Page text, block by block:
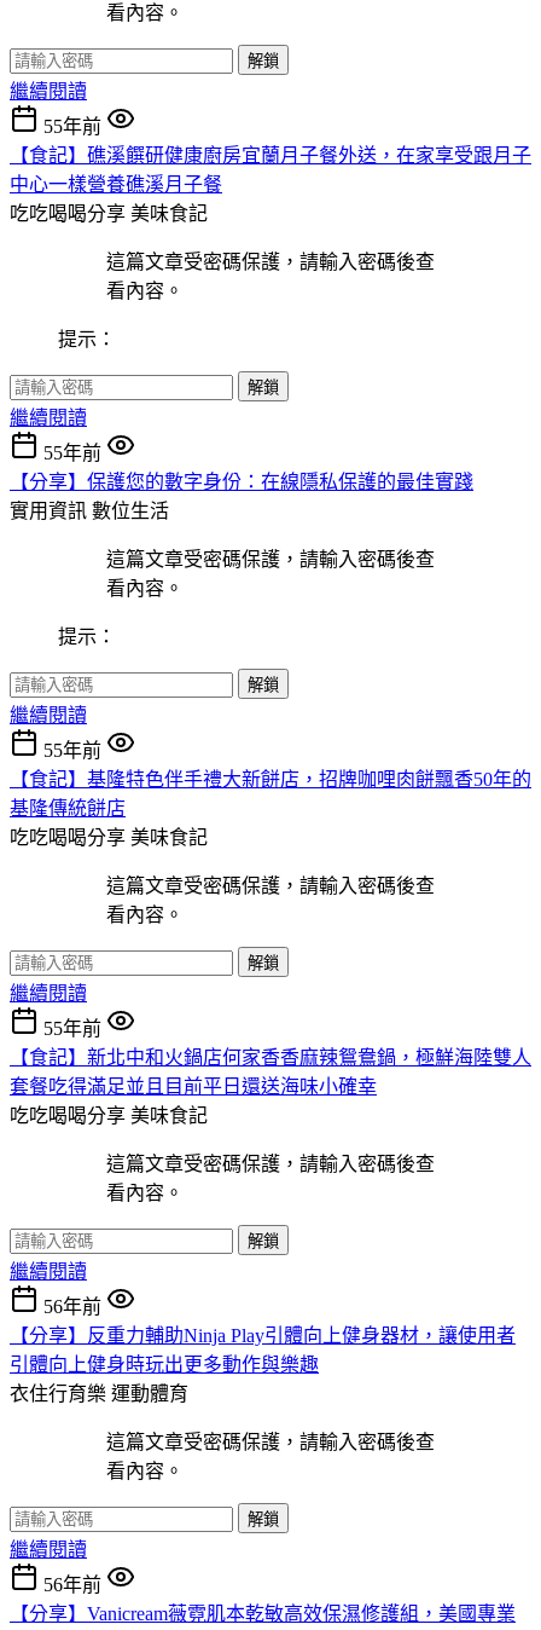
看內容。
解鎖
繼續閱讀
55年前
【食記】礁溪饌研健康廚房宜蘭月子餐外送，在家享受跟月子
中心一樣營養礁溪月子餐
吃吃喝喝分享 美味食記
這篇文章受密碼保護，請輸入密碼後查
看內容。
提示：
解鎖
繼續閱讀
55年前
【分享】保護您的數字身份：在線隱私保護的最佳實踐
實用資訊 數位生活
這篇文章受密碼保護，請輸入密碼後查
看內容。
提示：
解鎖
繼續閱讀
55年前
【食記】基隆特色伴手禮大新餅店，招牌咖哩肉餅飄香50年的
基隆傳統餅店
吃吃喝喝分享 美味食記
這篇文章受密碼保護，請輸入密碼後查
看內容。
解鎖
繼續閱讀
55年前
【食記】新北中和火鍋店何家香香麻辣鴛鴦鍋，極鮮海陸雙人
套餐吃得滿足並且目前平日還送海味小確幸
吃吃喝喝分享 美味食記
這篇文章受密碼保護，請輸入密碼後查
看內容。
解鎖
繼續閱讀
56年前
【分享】反重力輔助Ninja Play引體向上健身器材，讓使用者
引體向上健身時玩出更多動作與樂趣
衣住行育樂 運動體育
這篇文章受密碼保護，請輸入密碼後查
看內容。
解鎖
繼續閱讀
56年前
【分享】Vanicream薇霓肌本乾敏高效保濕修護組，美國專業